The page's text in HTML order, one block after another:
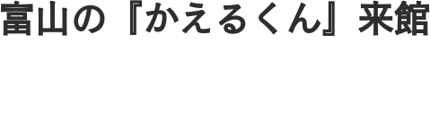
富山の『かえるくん』来館